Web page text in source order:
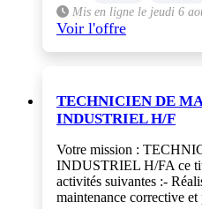
Mis en ligne le jeudi 6
Voir l'offre
TECHNICIEN DE
INDUSTRIEL H/F
Votre mission :
INDUSTRIEL H/FA ce
activités suivantes :-
maintenance corrective